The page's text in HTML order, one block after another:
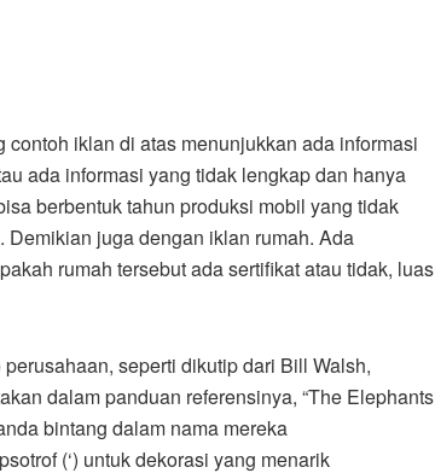
iklan di atas menunjukkan ada informasi
ada informasi yang tidak lengkap dan hanya
berbentuk tahun produksi mobil yang tidak
juga dengan iklan rumah. Ada
rumah tersebut ada sertifikat atau tidak, luas
seperti dikutip dari Bill Walsh,
dalam panduan referensinya, “The Elephants
bintang dalam nama mereka
(‘) untuk dekorasi yang menarik